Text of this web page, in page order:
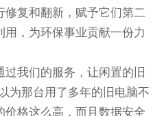
复和翻新，赋予它们第二
，为环保事业贡献一份力
我们的服务，让闲置的旧
为那台用了多年的旧电脑不
格这么高，而且数据安全